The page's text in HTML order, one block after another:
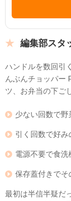
編集部スタ
ハンドルを数回引
んぶんチョッパー
ツ、お弁当の下ご
少ない回数で野
引く回数で好み
電源不要で食洗
保存蓋付きでそ
最初は半信半疑だ